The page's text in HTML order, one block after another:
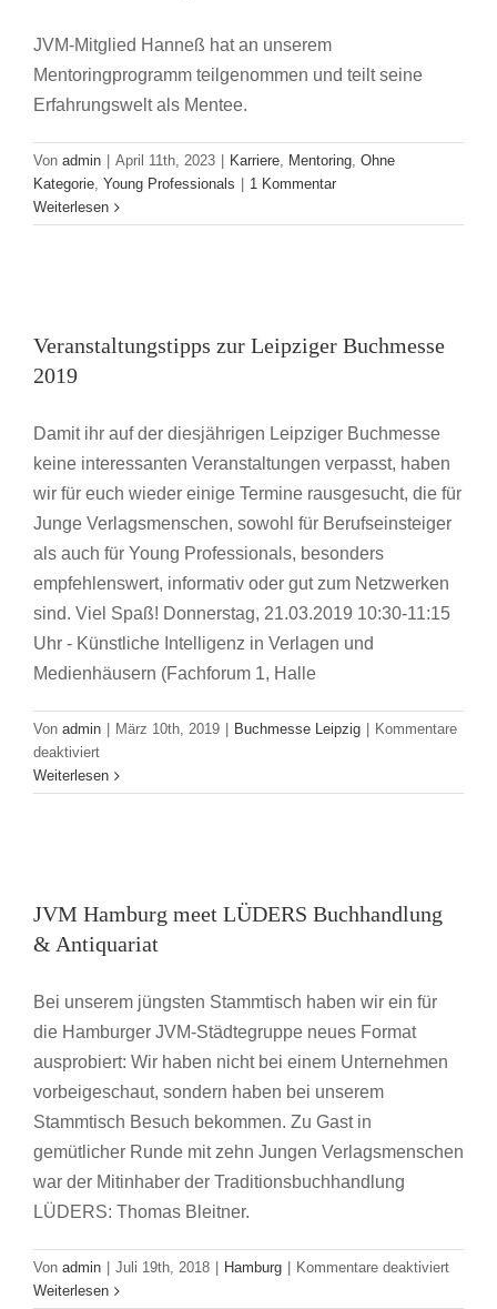
JVM-Mitglied Hanneß hat an unserem
Mentoringprogramm teilgenommen und teilt seine
Erfahrungswelt als Mentee.
Von admin April 11th, 2023 Karriere, Mentoring, Ohne
Kategorie, Young Professionals
1 Kommentar
Weiterlesen
Buchmesse Leipzig
Veranstaltungstipps zur Leipziger Buchmesse
2019
Damit ihr auf der diesjährigen Leipziger Buchmesse
keine interessanten Veranstaltungen verpasst, haben
wir für euch wieder einige Termine rausgesucht, die für
Junge Verlagsmenschen, sowohl für Berufseinsteiger
als auch für Young Professionals, besonders
empfehlenswert, informativ oder gut zum Netzwerken
sind. Viel Spaß! Donnerstag, 21.03.2019 10:30-11:15
Uhr - Künstliche Intelligenz in Verlagen und
Medienhäusern (Fachforum 1, Halle
Von admin März 10th, 2019 Buchmesse Leipzig
Kommentare
deaktiviertfür
Veranstaltungstipps
zur
Weiterlesen
JVM Hamburg meet LÜDERS Buchhandlung
& Antiquariat
Bei unserem jüngsten Stammtisch haben wir ein für
die Hamburger JVM-Städtegruppe neues Format
ausprobiert: Wir haben nicht bei einem Unternehmen
vorbeigeschaut, sondern haben bei unserem
Stammtisch Besuch bekommen. Zu Gast in
gemütlicher Runde mit zehn Jungen Verlagsmenschen
war der Mitinhaber der Traditionsbuchhandlung
LÜDERS: Thomas Bleitner.
Von admin Juli 19th, 2018 Hamburg Kommentare deaktiviertfür
Weiterlesen